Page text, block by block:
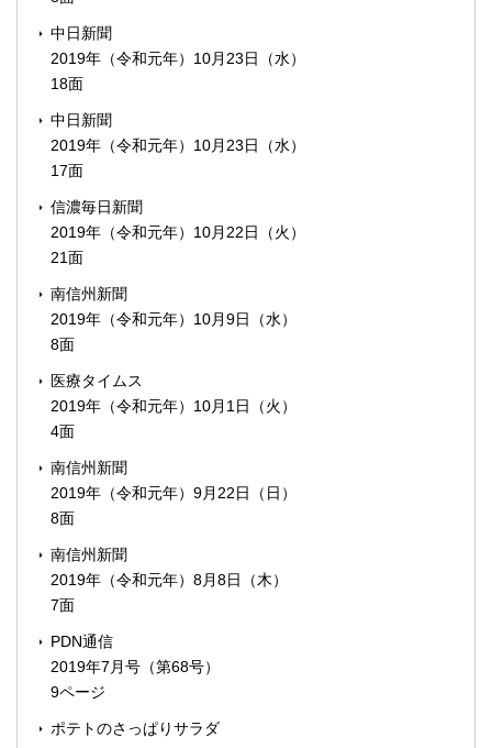
中日新聞
2019年（令和元年）10月23日（水）
18面
中日新聞
2019年（令和元年）10月23日（水）
17面
信濃毎日新聞
2019年（令和元年）10月22日（火）
21面
南信州新聞
2019年（令和元年）10月9日（水）
8面
医療タイムス
2019年（令和元年）10月1日（火）
4面
南信州新聞
2019年（令和元年）9月22日（日）
8面
南信州新聞
2019年（令和元年）8月8日（木）
7面
PDN通信
2019年7月号（第68号）
9ページ
ポテトのさっぱりサラダ